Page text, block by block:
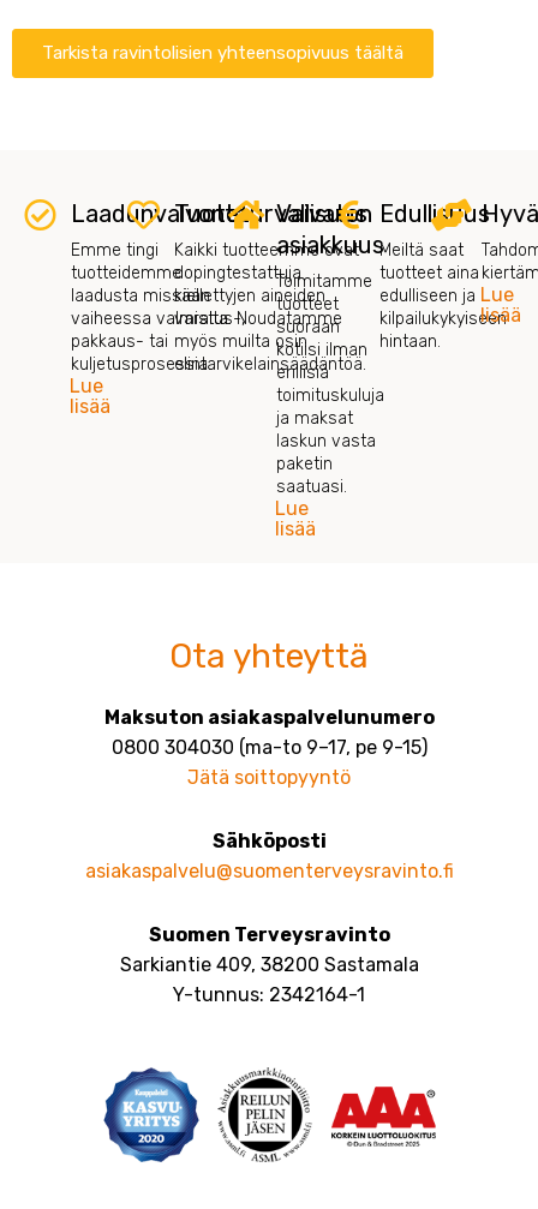
Tarkista ravintolisien yhteensopivuus täältä
Laadunvalvonta
Emme tingi
tuotteidemme
laadusta missään
vaiheessa valmistus-,
pakkaus- tai
kuljetusprosessia.
Lue
lisää
Tuoteturvallisuus
Kaikki tuotteemme ovat
dopingtestattuja
kiellettyjen aineiden
varalta. Noudatamme
myös muilta osin
elintarvikelainsäädäntöä.
Vaivaton
asiakkuus
Toimitamme
tuotteet
suoraan
kotiisi ilman
erillisiä
toimituskuluja
ja maksat
laskun vasta
paketin
saatuasi.
Lue
lisää
Edullisuus
Meiltä saat
tuotteet aina
edulliseen ja
kilpailukykyiseen
hintaan.
Lue
lisää
Ota yhteyttä
Maksuton asiakaspalvelunumero
0800 304030 (ma-to 9–17, pe 9-15)
Jätä soittopyyntö
Sähköposti
asiakaspalvelu@suomenterveysravinto.fi
Suomen Terveysravinto
Sarkiantie 409, 38200 Sastamala
Y-tunnus: 2342164-1